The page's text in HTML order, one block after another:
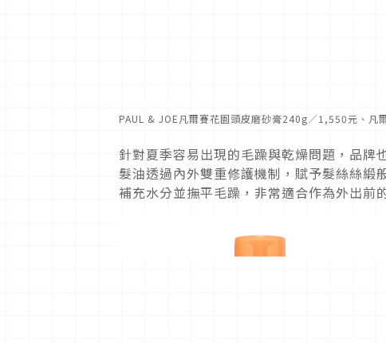
PAUL & JOE凡爾賽花園頭皮磨砂膏240g／1,550元、凡
針對夏季容易出現的毛躁與乾燥問題，品
髮油透過內外雙重修護機制，賦予髮絲絲
補充水分並撫平毛躁，非常適合作為外出前